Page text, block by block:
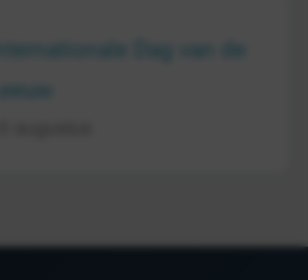
Internationale Dag van de